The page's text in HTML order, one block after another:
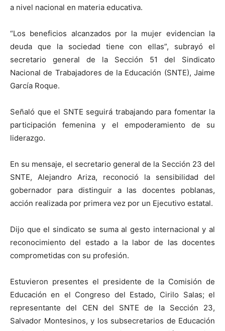
a nivel nacional en materia educativa.
“Los beneficios alcanzados por la mujer evidencian la
deuda que la sociedad tiene con ellas”, subrayó el
secretario general de la Sección 51 del Sindicato
Nacional de Trabajadores de la Educación (SNTE), Jaime
García Roque.
Señaló que el SNTE seguirá trabajando para fomentar la
participación femenina y el empoderamiento de su
liderazgo.
En su mensaje, el secretario general de la Sección 23 del
SNTE, Alejandro Ariza, reconoció la sensibilidad del
gobernador para distinguir a las docentes poblanas,
acción realizada por primera vez por un Ejecutivo estatal.
Dijo que el sindicato se suma al gesto internacional y al
reconocimiento del estado a la labor de las docentes
comprometidas con su profesión.
Estuvieron presentes el presidente de la Comisión de
Educación en el Congreso del Estado, Cirilo Salas; el
representante del CEN del SNTE de la Sección 23,
Salvador Montesinos, y los subsecretarios de Educación